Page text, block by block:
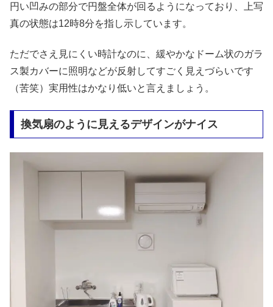
円い凹みの部分で円盤全体が回るようになっており、上写
真の状態は12時8分を指し示しています。
ただでさえ見にくい時計なのに、緩やかなドーム状のガラ
ス製カバーに照明などが反射してすごく見えづらいです
（苦笑）実用性はかなり低いと言えましょう。
換気扇のように見えるデザインがナイス